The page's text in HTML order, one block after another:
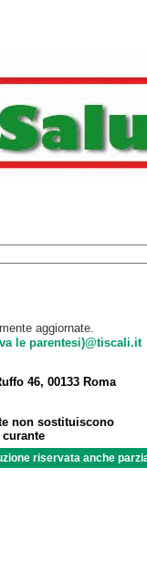
aggiornate.
le parentesi)@tiscali.it
46, 00133 Roma
non sostituiscono
riservata anche